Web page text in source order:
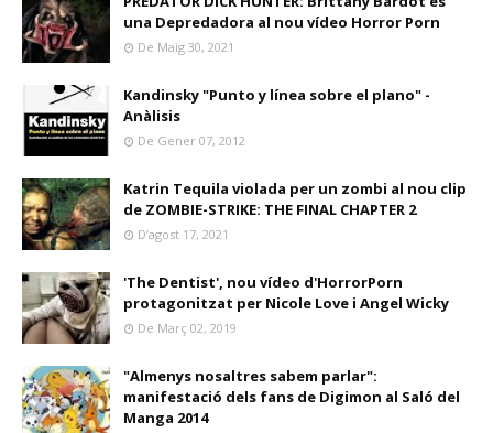
una Depredadora al nou vídeo Horror Porn
De Maig 30, 2021
Kandinsky "Punto y línea sobre el plano" -
Anàlisis
De Gener 07, 2012
Katrin Tequila violada per un zombi al nou clip
de ZOMBIE-STRIKE: THE FINAL CHAPTER 2
D’agost 17, 2021
'The Dentist', nou vídeo d'HorrorPorn
protagonitzat per Nicole Love i Angel Wicky
De Març 02, 2019
"Almenys nosaltres sabem parlar":
manifestació dels fans de Digimon al Saló del
Manga 2014